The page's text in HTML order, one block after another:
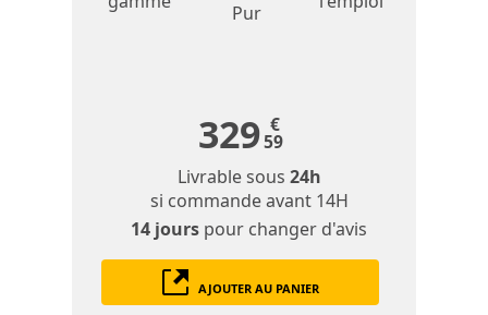
Pur
329 €
59
Livrable sous 24h
si commande avant 14H
14 jours pour changer d'avis
AJOUTER AU PANIER